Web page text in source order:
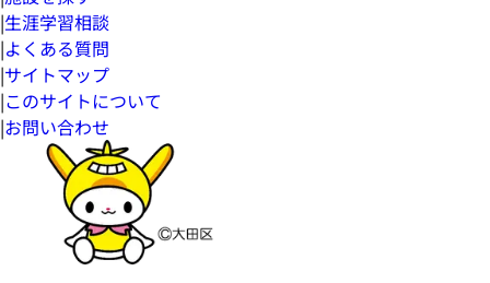
|生涯学習相談
|よくある質問
|サイトマップ
|このサイトについて
|お問い合わせ